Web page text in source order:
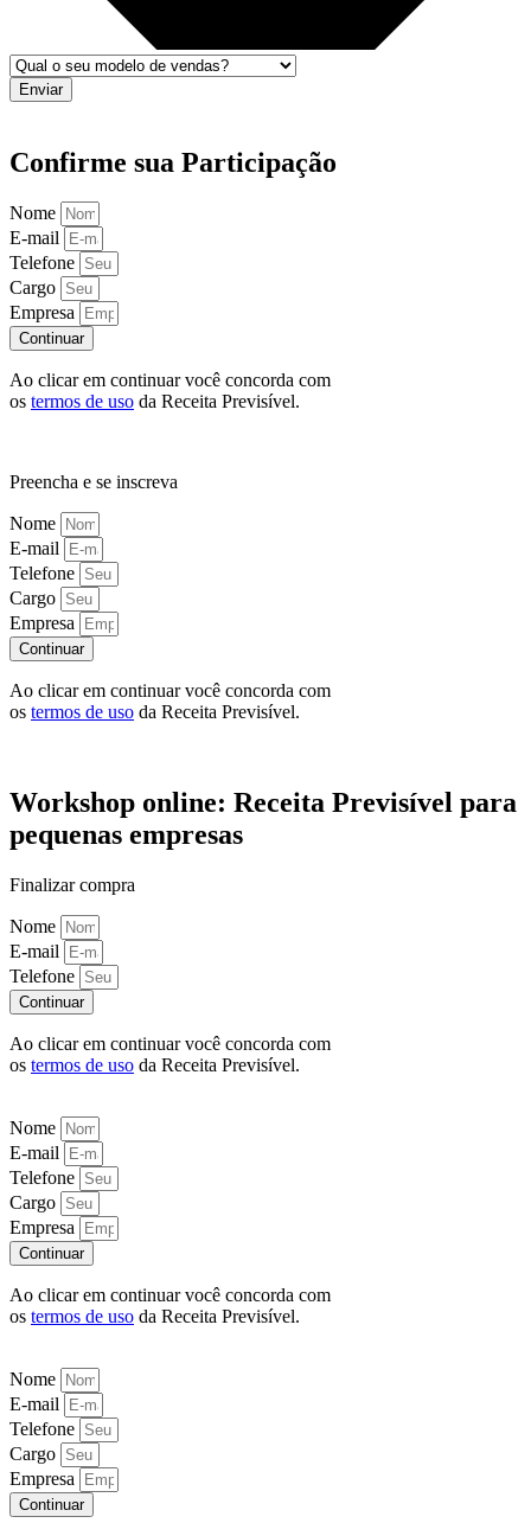
Enviar
Confirme sua Participação
Nome
E-mail
Telefone
Cargo
Empresa
Continuar
Ao clicar em continuar você concorda com
os termos de uso da Receita Previsível.
Preencha e se inscreva
Nome
E-mail
Telefone
Cargo
Empresa
Continuar
Ao clicar em continuar você concorda com
os termos de uso da Receita Previsível.
Workshop online: Receita Previsível para
pequenas empresas
Finalizar compra
Nome
E-mail
Telefone
Continuar
Ao clicar em continuar você concorda com
os termos de uso da Receita Previsível.
Nome
E-mail
Telefone
Cargo
Empresa
Continuar
Ao clicar em continuar você concorda com
os termos de uso da Receita Previsível.
Nome
E-mail
Telefone
Cargo
Empresa
Continuar